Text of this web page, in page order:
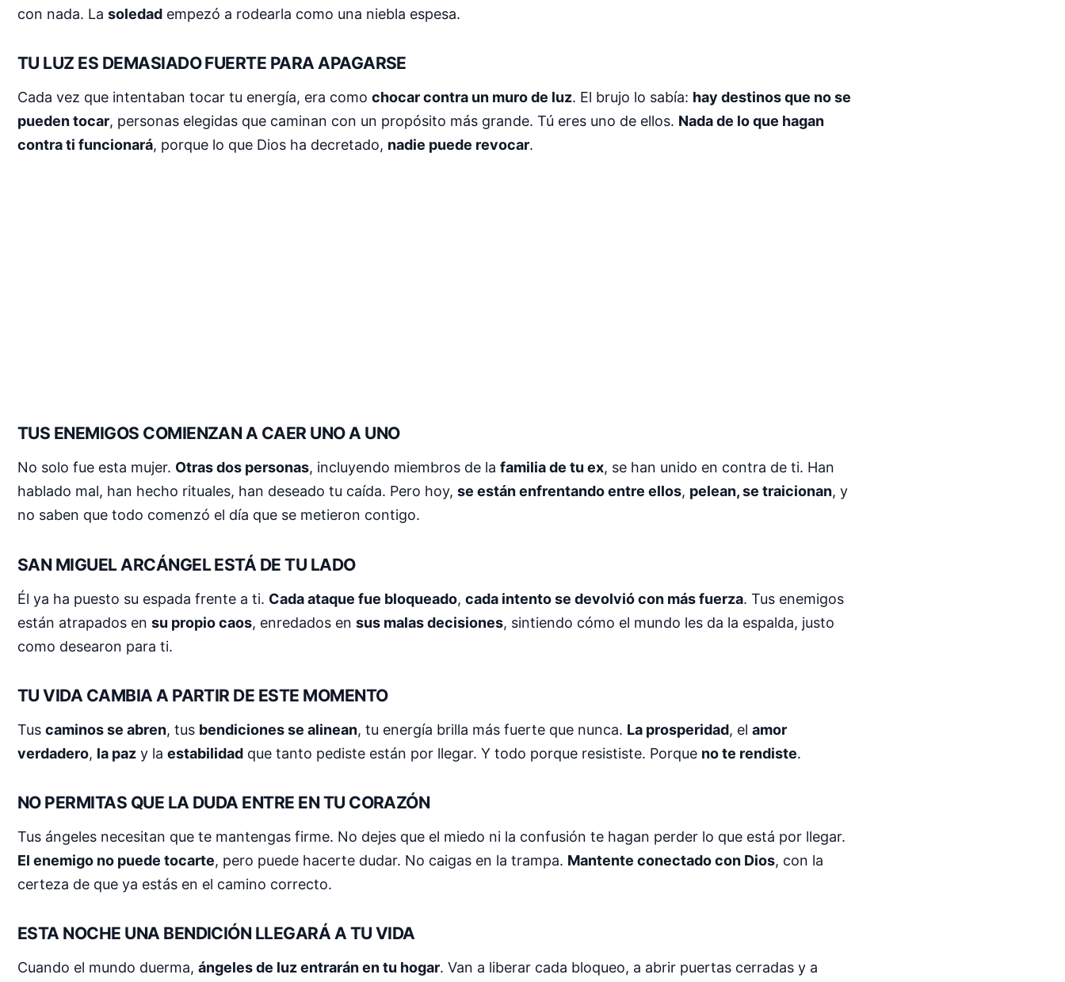
con nada. La soledad empezó a rodearla como una niebla espesa.
TU LUZ ES DEMASIADO FUERTE PARA APAGARSE
Cada vez que intentaban tocar tu energía, era como chocar contra un muro de luz. El brujo lo sabía: hay destinos que no se
pueden tocar, personas elegidas que caminan con un propósito más grande. Tú eres uno de ellos. Nada de lo que hagan
contra ti funcionará, porque lo que Dios ha decretado, nadie puede revocar.
TUS ENEMIGOS COMIENZAN A CAER UNO A UNO
No solo fue esta mujer. Otras dos personas, incluyendo miembros de la familia de tu ex, se han unido en contra de ti. Han
hablado mal, han hecho rituales, han deseado tu caída. Pero hoy, se están enfrentando entre ellos, pelean, se traicionan, y
no saben que todo comenzó el día que se metieron contigo.
SAN MIGUEL ARCÁNGEL ESTÁ DE TU LADO
Él ya ha puesto su espada frente a ti. Cada ataque fue bloqueado, cada intento se devolvió con más fuerza. Tus enemigos
están atrapados en su propio caos, enredados en sus malas decisiones, sintiendo cómo el mundo les da la espalda, justo
como desearon para ti.
TU VIDA CAMBIA A PARTIR DE ESTE MOMENTO
Tus caminos se abren, tus bendiciones se alinean, tu energía brilla más fuerte que nunca. La prosperidad, el amor
verdadero, la paz y la estabilidad que tanto pediste están por llegar. Y todo porque resististe. Porque no te rendiste.
NO PERMITAS QUE LA DUDA ENTRE EN TU CORAZÓN
Tus ángeles necesitan que te mantengas firme. No dejes que el miedo ni la confusión te hagan perder lo que está por llegar.
El enemigo no puede tocarte, pero puede hacerte dudar. No caigas en la trampa. Mantente conectado con Dios, con la
certeza de que ya estás en el camino correcto.
ESTA NOCHE UNA BENDICIÓN LLEGARÁ A TU VIDA
Cuando el mundo duerma, ángeles de luz entrarán en tu hogar. Van a liberar cada bloqueo, a abrir puertas cerradas y a